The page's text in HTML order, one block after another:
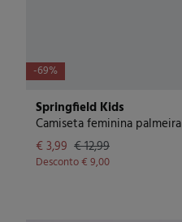
-69%
Springfield Kids
Camiseta feminina palmeira
€ 3,99 € 12,99
Desconto€ 9,00